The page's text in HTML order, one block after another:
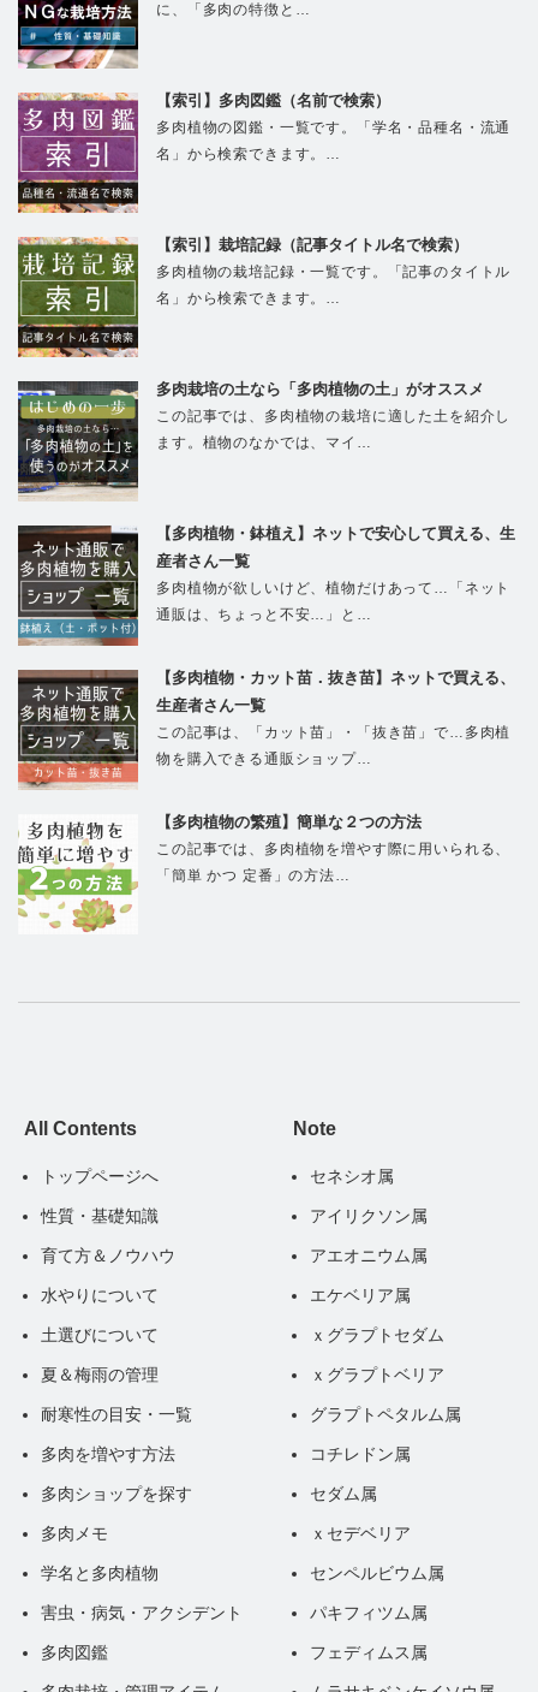
に、「多肉の特徴と…
【索引】多肉図鑑（名前で検索）
多肉植物の図鑑・一覧です。「学名・品種名・流通
名」から検索できます。…
【索引】栽培記録（記事タイトル名で検索）
多肉植物の栽培記録・一覧です。「記事のタイトル
名」から検索できます。…
多肉栽培の土なら「多肉植物の土」がオススメ
この記事では、多肉植物の栽培に適した土を紹介し
ます。植物のなかでは、マイ…
【多肉植物・鉢植え】ネットで安心して買える、生
産者さん一覧
多肉植物が欲しいけど、植物だけあって…「ネット
通販は、ちょっと不安…」と…
【多肉植物・カット苗．抜き苗】ネットで買える、
生産者さん一覧
この記事は、「カット苗」・「抜き苗」で…多肉植
物を購入できる通販ショップ…
【多肉植物の繁殖】簡単な２つの方法
この記事では、多肉植物を増やす際に用いられる、
「簡単 かつ 定番」の方法…
All Contents
トップページへ
性質・基礎知識
育て方＆ノウハウ
水やりについて
土選びについて
夏＆梅雨の管理
耐寒性の目安・一覧
多肉を増やす方法
多肉ショップを探す
多肉メモ
学名と多肉植物
害虫・病気・アクシデント
多肉図鑑
Note
セネシオ属
アイリクソン属
アエオニウム属
エケベリア属
ｘグラプトセダム
ｘグラプトベリア
グラプトペタルム属
コチレドン属
セダム属
ｘセデベリア
センペルビウム属
パキフィツム属
フェディムス属